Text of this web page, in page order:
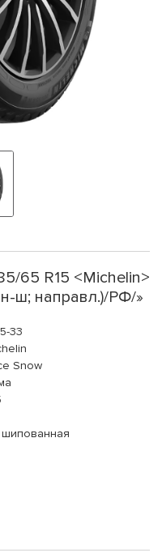
65 R15 <Michelin>
ш; направл.)/РФ/»
33
Snow